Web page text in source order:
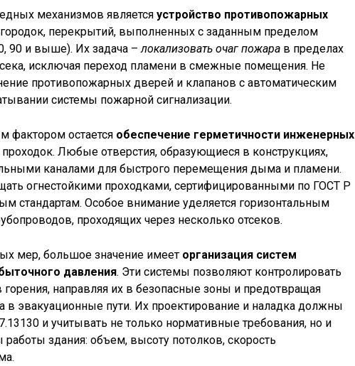
механизмов является устройство противопожарных
перекрытий, выполненных с заданным пределом
90 и выше). Их задача –локализовать очаг пожара в пределах
исключая переход пламени в смежные помещения. Не
противопожарных дверей и клапанов с автоматическим
системы пожарной сигнализации.
фактором остается обеспечение герметичности инженерных
Любые отверстия, образующиеся в конструкциях,
каналами для быстрого перемещения дыма и пламени.
огнестойкими проходками, сертифицированными по ГОСТ Р
стандартам. Особое внимание уделяется горизонтальным
проходящих через несколько отсеков.
мер, большое значение имеет организация систем
давления. Эти системы позволяют контролировать
направляя их в безопасные зоны и предотвращая
в эвакуационные пути. Их проектирование и наладка должны
и учитывать не только нормативные требования, но и
здания: объем, высоту потолков, скорость